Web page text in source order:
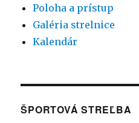
Poloha a prístup
Galéria strelnice
Kalendár
ŠPORTOVÁ STREĽBA